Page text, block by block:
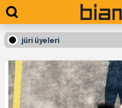
jüri üyeleri